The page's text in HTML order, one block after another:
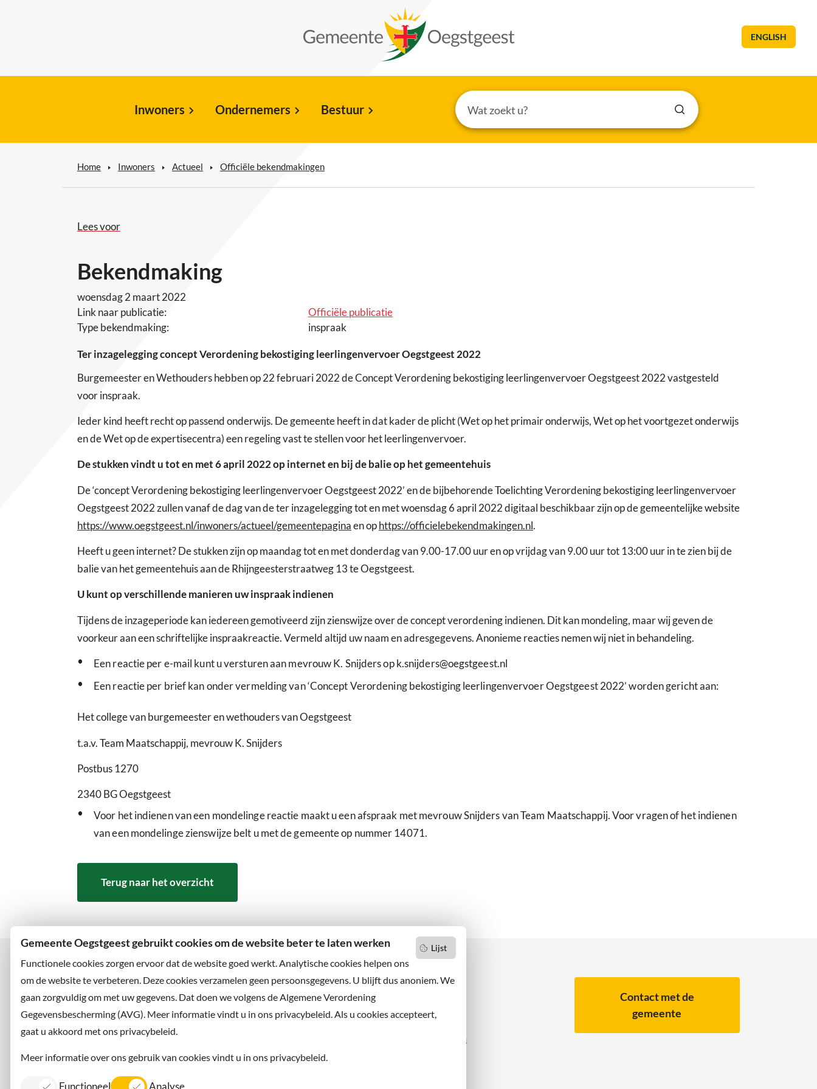
Lijst
Gemeente Oegstgeest gebruikt cookies om de website beter te laten werken
Functionele cookies zorgen ervoor dat de website goed werkt. Analytische cookies helpen ons
om de website te verbeteren. Deze cookies verzamelen geen persoonsgegevens. U blijft dus anoniem. We
gaan zorgvuldig om met uw gegevens. Dat doen we volgens de Algemene Verordening
Gegevensbescherming (AVG). Meer informatie vindt u in ons privacybeleid. Als u cookies accepteert,
gaat u akkoord met ons privacybeleid.
Meer informatie over ons gebruik van cookies vindt u in ons privacybeleid.
Functioneel Analyse
ENGLISH
Inwoners Ondernemers Bestuur
Home Inwoners Actueel Officiële bekendmakingen
Lees voor
Bekendmaking
woensdag 2 maart 2022
Link naar publicatie:
Officiële publicatie
Type bekendmaking:
inspraak
Ter inzagelegging concept Verordening bekostiging leerlingenvervoer Oegstgeest 2022
Burgemeester en Wethouders hebben op 22 februari 2022 de Concept Verordening bekostiging leerlingenvervoer Oegstgeest 2022 vastgesteld
voor inspraak.
Ieder kind heeft recht op passend onderwijs. De gemeente heeft in dat kader de plicht (Wet op het primair onderwijs, Wet op het voortgezet onderwijs
en de Wet op de expertisecentra) een regeling vast te stellen voor het leerlingenvervoer.
De stukken vindt u tot en met 6 april 2022 op internet en bij de balie op het gemeentehuis
De ‘concept Verordening bekostiging leerlingenvervoer Oegstgeest 2022’ en de bijbehorende Toelichting Verordening bekostiging leerlingenvervoer
Oegstgeest 2022 zullen vanaf de dag van de ter inzagelegging tot en met woensdag 6 april 2022 digitaal beschikbaar zijn op de gemeentelijke website
https://www.oegstgeest.nl/inwoners/actueel/gemeentepaginaen ophttps://officielebekendmakingen.nl.
Heeft u geen internet? De stukken zijn op maandag tot en met donderdag van 9.00-17.00 uur en op vrijdag van 9.00 uur tot 13:00 uur in te zien bij de
balie van het gemeentehuis aan de Rhijngeesterstraatweg 13 te Oegstgeest.
U kunt op verschillende manieren uw inspraak indienen
Tijdens de inzageperiode kan iedereen gemotiveerd zijn zienswijze over de concept verordening indienen. Dit kan mondeling, maar wij geven de
voorkeur aan een schriftelijke inspraakreactie. Vermeld altijd uw naam en adresgegevens. Anonieme reacties nemen wij niet in behandeling.
•
Een reactie per e-mail kunt u versturen aan mevrouw K. Snijders op k.snijders@oegstgeest.nl
•
Een reactie per brief kan onder vermelding van ‘Concept Verordening bekostiging leerlingenvervoer Oegstgeest 2022’ worden gericht aan:
Het college van burgemeester en wethouders van Oegstgeest
t.a.v. Team Maatschappij, mevrouw K. Snijders
Postbus 1270
2340 BG Oegstgeest
•
Voor het indienen van een mondelinge reactie maakt u een afspraak met mevrouw Snijders van Team Maatschappij. Voor vragen of het indienen
van een mondelinge zienswijze belt u met de gemeente op nummer 14071.
Terug naar het overzicht
Bezoekadres
Rhijngeesterstraatweg 13
2342 AN Oegstgeest
Wilt u niets missen?
Abonneer u op onze nieuwsbrief
X
Instagram
Contact met de
gemeente